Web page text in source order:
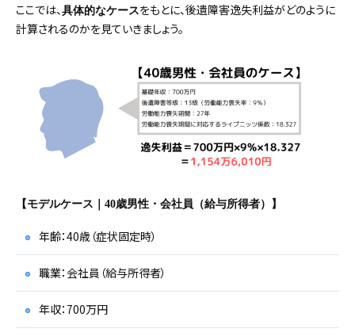
ここでは、 具体的なケースをもとに、後遺障害逸失利益がどのように
計算されるのかを見ていきましょう。
【モデルケース｜40歳男性・会社員（給与所得者）】
年齢：40歳（症状固定時）
職業：会社員（給与所得者）
年収：700万円